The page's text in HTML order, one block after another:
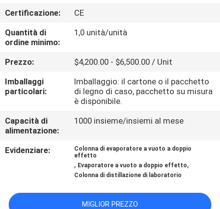
GIRO
DELLA
FABBRICA
CONTROLLO
QUALITÀ
CONTATTICI
Certificazione:
CE
Quantità di
ordine minimo:
1,0 unità/unità
Prezzo:
$4,200.00 - $6,500.00 / Unit
Imballaggi
particolari:
Imballaggio: il cartone o il pacchetto
di legno di caso, pacchetto su misura
è disponibile.
Capacità di
alimentazione:
1000 insieme/insiemi al mese
Evidenziare:
Colonna di evaporatore a vuoto a doppio
effetto
, Evaporatore a vuoto a doppio effetto,
Colonna di distillazione di laboratorio
MIGLIOR PREZZO